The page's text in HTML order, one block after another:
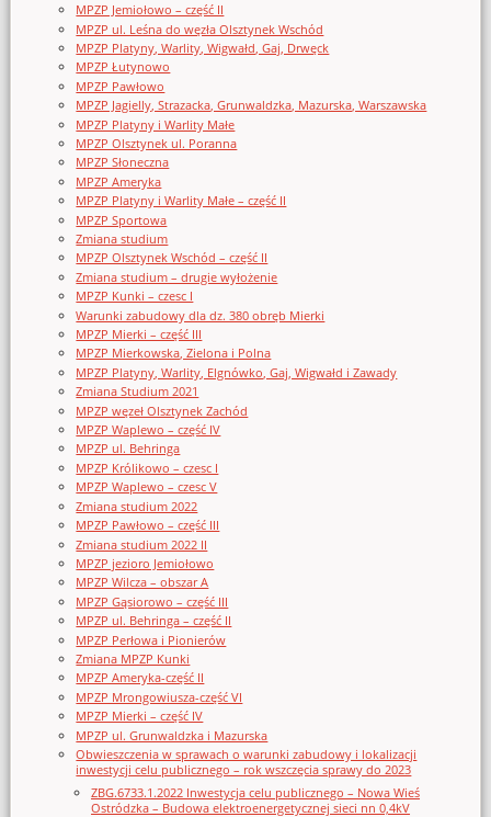
MPZP Jemiołowo – część II
MPZP ul. Leśna do węzła Olsztynek Wschód
MPZP Platyny, Warlity, Wigwałd, Gaj, Drwęck
MPZP Łutynowo
MPZP Pawłowo
MPZP Jagielly, Strazacka, Grunwaldzka, Mazurska, Warszawska
MPZP Platyny i Warlity Małe
MPZP Olsztynek ul. Poranna
MPZP Słoneczna
MPZP Ameryka
MPZP Platyny i Warlity Małe – część II
MPZP Sportowa
Zmiana studium
MPZP Olsztynek Wschód – część II
Zmiana studium – drugie wyłożenie
MPZP Kunki – czesc I
Warunki zabudowy dla dz. 380 obręb Mierki
MPZP Mierki – część III
MPZP Mierkowska, Zielona i Polna
MPZP Platyny, Warlity, Elgnówko, Gaj, Wigwałd i Zawady
Zmiana Studium 2021
MPZP węzeł Olsztynek Zachód
MPZP Waplewo – część IV
MPZP ul. Behringa
MPZP Królikowo – czesc I
MPZP Waplewo – czesc V
Zmiana studium 2022
MPZP Pawłowo – część III
Zmiana studium 2022 II
MPZP jezioro Jemiołowo
MPZP Wilcza – obszar A
MPZP Gąsiorowo – część III
MPZP ul. Behringa – część II
MPZP Perłowa i Pionierów
Zmiana MPZP Kunki
MPZP Ameryka-część II
MPZP Mrongowiusza-część VI
MPZP Mierki – część IV
MPZP ul. Grunwaldzka i Mazurska
Obwieszczenia w sprawach o warunki zabudowy i lokalizacji
inwestycji celu publicznego – rok wszczęcia sprawy do 2023
ZBG.6733.1.2022 Inwestycja celu publicznego – Nowa Wieś
Ostródzka – Budowa elektroenergetycznej sieci nn 0,4kV